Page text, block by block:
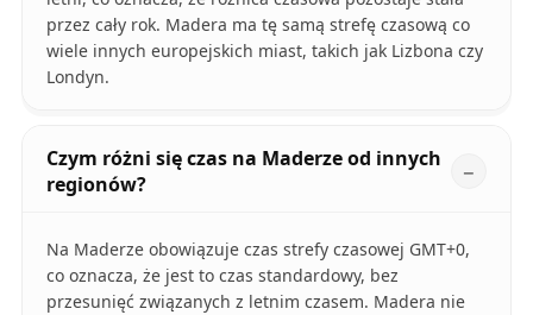
przez cały rok. Madera ma tę samą strefę czasową co
wiele innych europejskich miast, takich jak Lizbona czy
Londyn.
Czym różni się czas na Maderze od innych
regionów?
Na Maderze obowiązuje czas strefy czasowej GMT+0,
co oznacza, że jest to czas standardowy, bez
przesunięć związanych z letnim czasem. Madera nie